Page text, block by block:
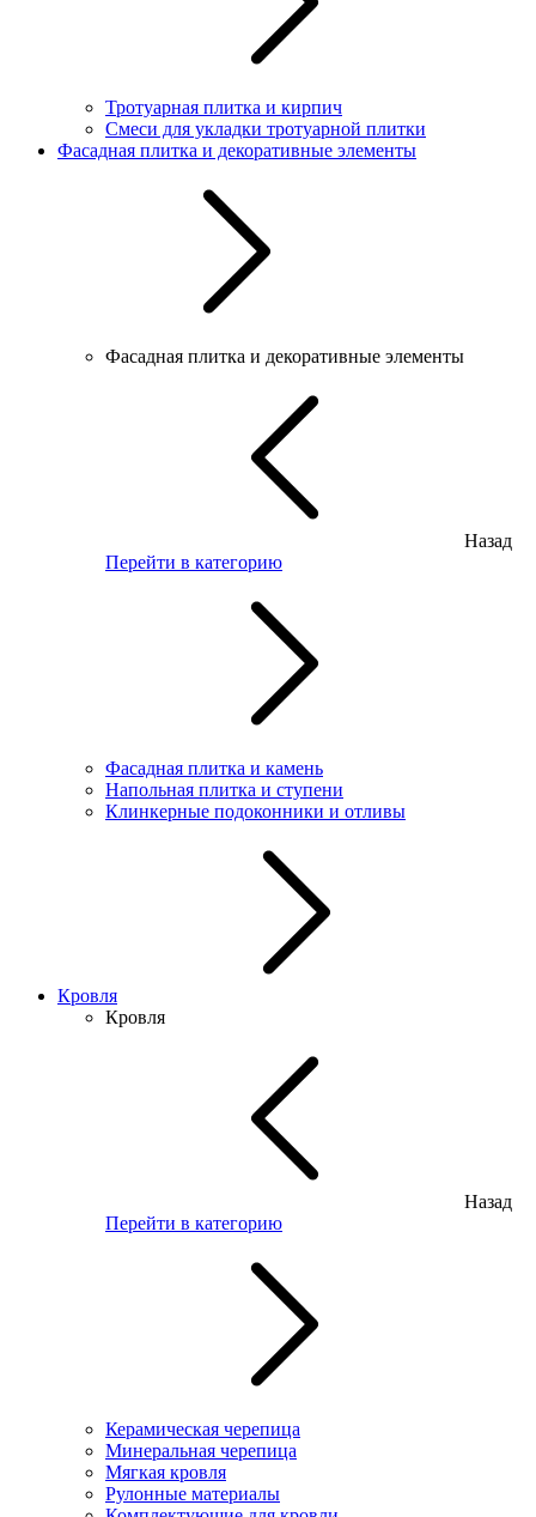
Тротуарная плитка и кирпич
Смеси для укладки тротуарной плитки
Фасадная плитка и декоративные элементы
Фасадная плитка и декоративные элементы
Назад
Перейти в категорию
Фасадная плитка и камень
Напольная плитка и ступени
Клинкерные подоконники и отливы
Кровля
Кровля
Назад
Перейти в категорию
Керамическая черепица
Минеральная черепица
Мягкая кровля
Рулонные материалы